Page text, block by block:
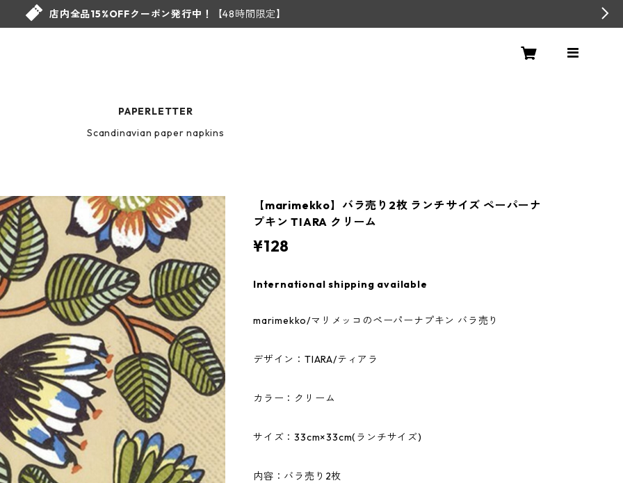
店内全品15%OFFクーポン発行中！ 【48時間限定】
PAPERLETTER
Scandinavian paper napkins
【marimekko】バラ売り2枚 ランチサイズ ペーパーナ
プキン TIARA クリーム
¥128
International shipping available
marimekko/マリメッコのペーパーナプキン バラ売り
デザイン：TIARA/ティアラ
カラー：クリーム
サイズ：33cm×33cm(ランチサイズ)
内容：バラ売り2枚